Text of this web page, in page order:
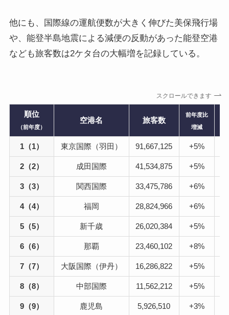
他にも、国際線の運航便数が大きく伸びた美保飛行場
や、能登半島地震による減便の反動があった能登空港
なども旅客数は2ケタ台の大幅増を記録している。
スクロールできます
順位
（前年度）
空港名 旅客数
前年度比
増減
1（1） 東京国際（羽田） 91,667,125 +5%
2（2） 成田国際 41,534,875 +5%
3（3） 関西国際 33,475,786 +6%
4（4） 福岡 28,824,966 +6%
5（5） 新千歳 26,020,384 +5%
6（6） 那覇 23,460,102 +8%
7（7） 大阪国際（伊丹） 16,286,822 +5%
8（8） 中部国際 11,562,212 +5%
9（9） 鹿児島 5,926,510 +3%